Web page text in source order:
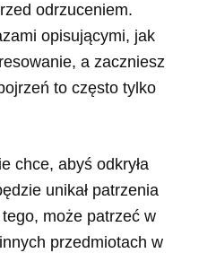
odrzuceniem.
opisującymi, jak
a zaczniesz
to często tylko
chce, abyś odkryła
unikał patrzenia
może patrzeć w
przedmiotach w